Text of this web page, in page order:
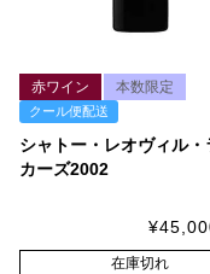
シャトー・レオヴィル・
カーズ2002
赤ワイン 本数限定
クール便配送
¥
在庫切れ